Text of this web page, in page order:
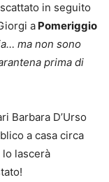
in seguito
a Pomeriggio
ma non sono
prima di
Barbara D’Urso
a casa circa
lascerà